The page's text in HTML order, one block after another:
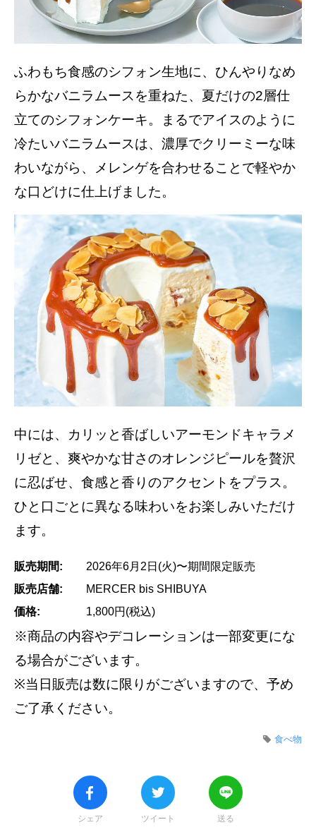
ふわもち食感のシフォン生地に、ひんやりなめ
らかなバニラムースを重ねた、夏だけの2層仕
立てのシフォンケーキ。まるでアイスのように
冷たいバニラムースは、濃厚でクリーミーな味
わいながら、メレンゲを合わせることで軽やか
な口どけに仕上げました。
中には、カリッと香ばしいアーモンドキャラメ
リゼと、爽やかな甘さのオレンジピールを贅沢
に忍ばせ、食感と香りのアクセントをプラス。
ひと口ごとに異なる味わいをお楽しみいただけ
ます。
販売期間:
2026年6月2日(火)〜期間限定販売
販売店舗:
MERCER bis SHIBUYA
価格:
1,800円(税込)
※商品の内容やデコレーションは一部変更にな
る場合がございます。
※当日販売は数に限りがございますので、予め
ご了承ください。
食べ物
シェア ツイート 送る